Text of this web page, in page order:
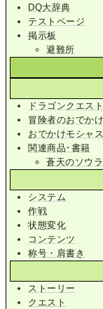
DQ大辞典
テストページ
掲示板
避難所
ドラゴンクエス
冒険者のおでか
おでかけモシャ
関連商品･書籍
蒼天のソウラ
システム
作戦
状態変化
コンテンツ
称号・肩書き
ストーリー
クエスト